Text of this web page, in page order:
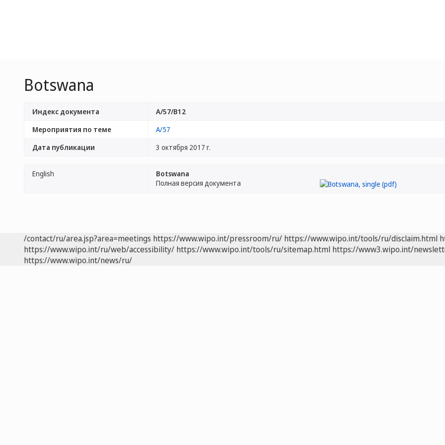
Botswana
Индекс документа
A/57/B12
Мероприятия по теме
A/57
Дата публикации
3 октября 2017 г.
English
Botswana
Полная версия документа
/contact/ru/area.jsp?area=meetings https://www.wipo.int/pressroom/ru/ https://www.wipo.int/tools/ru/disclaim.html
https://www.wipo.int/ru/web/accessibility/ https://www.wipo.int/tools/ru/sitemap.html https://www3.wipo.int/
https://www.wipo.int/news/ru/